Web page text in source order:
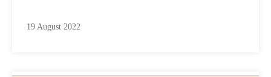
19 August 2022